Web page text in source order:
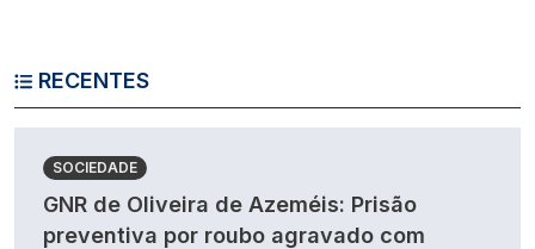
RECENTES
SOCIEDADE
GNR de Oliveira de Azeméis: Prisão
preventiva por roubo agravado com